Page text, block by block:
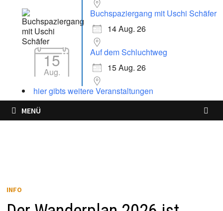
Buchspaziergang mit Uschi Schäfer
14 Aug. 26
15
Aug.
Auf dem Schluchtweg
15 Aug. 26
hier gibts weitere Veranstaltungen
MENÜ
INFO